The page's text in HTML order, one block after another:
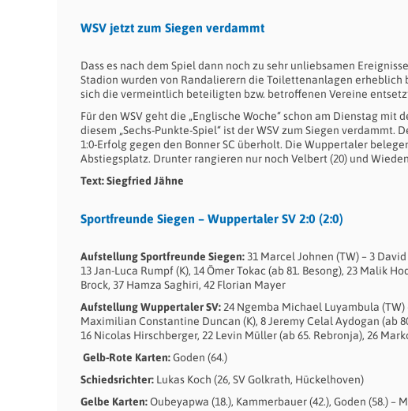
WSV jetzt zum Siegen verdammt
Dass es nach dem Spiel dann noch zu sehr unliebsamen
Stadion wurden von Randalierern die Toilettenanlagen
sich die vermeintlich beteiligten bzw. betroffenen Vereine
Für den WSV geht die „Englische Woche“ schon am Dienstag mit
diesem „Sechs-Punkte-Spiel“ ist der WSV zum Siegen verdammt.
1:0-Erfolg gegen den Bonner SC überholt. Die Wuppertaler
Abstiegsplatz. Drunter rangieren nur noch Velbert (20) und
Text: Siegfried Jähne
Sportfreunde Siegen – Wuppertaler SV 2:0 (2:0)
Aufstellung Sportfreunde Siegen: 31 Marcel Johnen (TW) – 3
13 Jan-Luca Rumpf (K), 14 Ömer Tokac (ab 81. Besong), 23 Malik
Brock, 37 Hamza Saghiri, 42 Florian Mayer
Aufstellung Wuppertaler SV: 24 Ngemba Michael Luyambula
Maximilian Constantine Duncan (K), 8 Jeremy Celal Aydogan (ab
16 Nicolas Hirschberger, 22 Levin Müller (ab 65. Rebronja), 26
Gelb-Rote Karten:Goden (64.)
Schiedsrichter: Lukas Koch (26, SV Golkrath, Hückelhoven)
Gelbe Karten:Oubeyapwa (18.), Kammerbauer (42.), Goden (58.) –